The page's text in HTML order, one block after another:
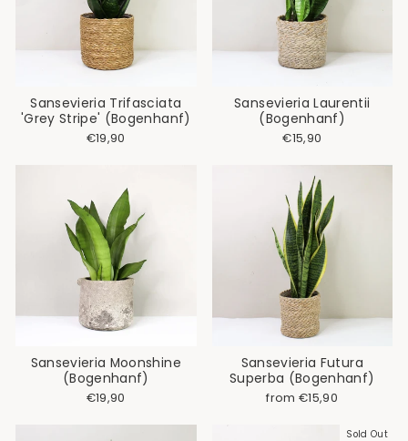
Sansevieria Trifasciata
'Grey Stripe' (Bogenhanf)
€19,90
Sansevieria Laurentii
(Bogenhanf)
€15,90
Sansevieria Moonshine
(Bogenhanf)
€19,90
Sansevieria Futura
Superba (Bogenhanf)
from €15,90
Sold Out